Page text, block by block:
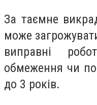
За таємне
може
виправні
обмеження чи
до 3 років.